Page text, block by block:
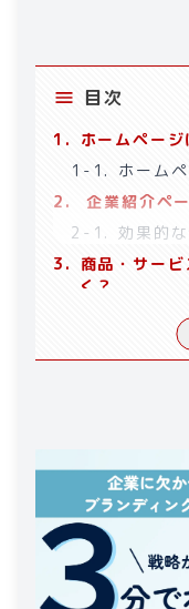
目次
1 .
ホームペー
1-1.
ホーム
2 .
企業紹介ペ
2-1 . 効果的
3 .
商品・サー
く？
顧客の
ビジュ
FAQページ
5-1. よくあ